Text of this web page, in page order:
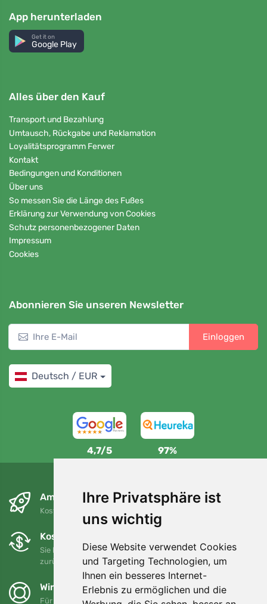
Ihre Privatsphäre ist
uns wichtig
Diese Website verwendet Cookies
und Targeting Technologien, um
Ihnen ein besseres Internet-
Erlebnis zu ermöglichen und die
App herunterladen
Get it on
Google Play
Alles über den Kauf
Transport und Bezahlung
Umtausch, Rückgabe und Reklamation
Loyalitätsprogramm Ferwer
Kontakt
Bedingungen und Konditionen
Über uns
So messen Sie die Länge des Fußes
Erklärung zur Verwendung von Cookies
Schutz personenbezogener Daten
Impressum
Cookies
Abonnieren Sie unseren Newsletter
Einloggen
Deutsch / EUR
4,7/5 97%
Am nächsten Tag und kostenlos
Kostenloser Versand für Bestellungen über 80 EUR
Kostenloser Umtausch und Rückgabe
Sie können Ihre Bestellung jederzeit innerhalb von 90 Tagen
zurückgeben oder umtauschen.
Wir unterstützen Trees.org
Für jede Bestellung pflanzen wir einen Baum! Mehr lesen